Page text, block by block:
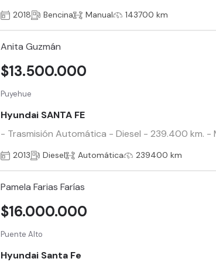
2018 Bencina Manual 143700 km
Anita Guzmán
Puyehue
Hyundai SANTA FE
- Trasmisión Automática - Diesel - 239.400 km.
$13.500.000
2013 Diesel Automática 239400 km
Pamela Farias Farías
Puente Alto
Hyundai Santa Fe
$16.000.000